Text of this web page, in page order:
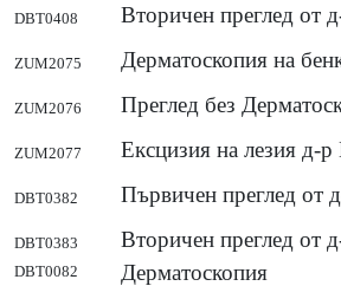
DBT0408 Вторичен преглед от
ZUM2075 Дерматоскопия на
ZUM2076 Преглед без
ZUM2077 Ексцизия на лезия д-р
DBT0382 Първичен преглед от
DBT0383 Вторичен преглед от
DBT0082 Дерматоскопия